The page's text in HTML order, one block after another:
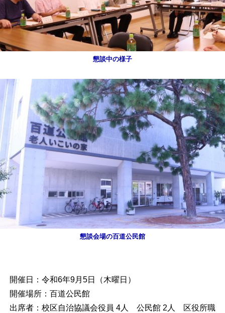
懇談中の様子
懇談会場の百道公民館
開催日：令和6年9月5日（木曜日）
開催場所：百道公民館
出席者：校区自治協議会役員 4人 公民館 2人 区役所職